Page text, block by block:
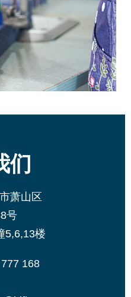
们
萧山区
号
5,6,13楼
168